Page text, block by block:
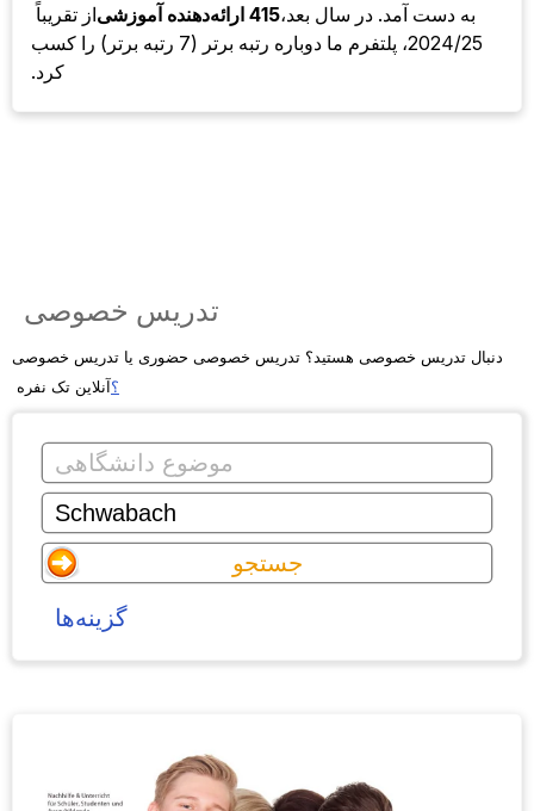
از تقریباً
415 ارائه‌دهنده آموزشیبه دست آمد. در سال بعد،
2024/25، پلتفرم ما دوباره رتبه برتر (7 رتبه برتر) را کسب
کرد.
تدریس خصوصی
دنبال تدریس خصوصی هستید؟ تدریس خصوصی حضوری یا تدریس خصوصی
آنلاین تک نفره؟
گزینه‌ها